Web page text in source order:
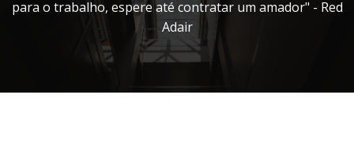
para o trabalho, espere até contratar um amador" - Red
Adair